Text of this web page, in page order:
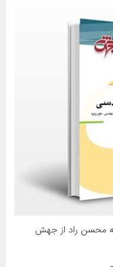
محسن راد از جهش